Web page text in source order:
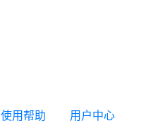
使用帮助 用户中心